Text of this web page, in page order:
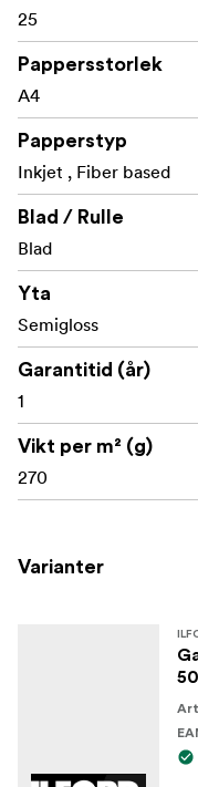
25
Pappersstorlek
A4
Papperstyp
Inkjet , Fiber based
Blad / Rulle
Blad
Yta
Semigloss
Garantitid (år)
1
Vikt per m² (g)
270
Varianter